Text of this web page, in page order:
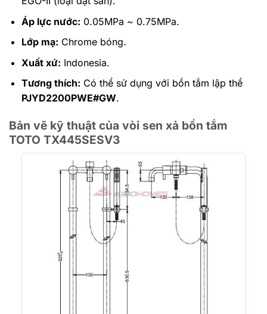
Áp lực nước: 0.05MPa ~ 0.75MPa.
Lớp mạ: Chrome bóng.
Xuất xứ: Indonesia.
Tương thích: Có thể sử dụng với bồn tắm lập thể
PJYD2200PWE#GW.
Bản vẽ kỹ thuật của vòi sen xả bồn tắm
TOTO TX445SESV3